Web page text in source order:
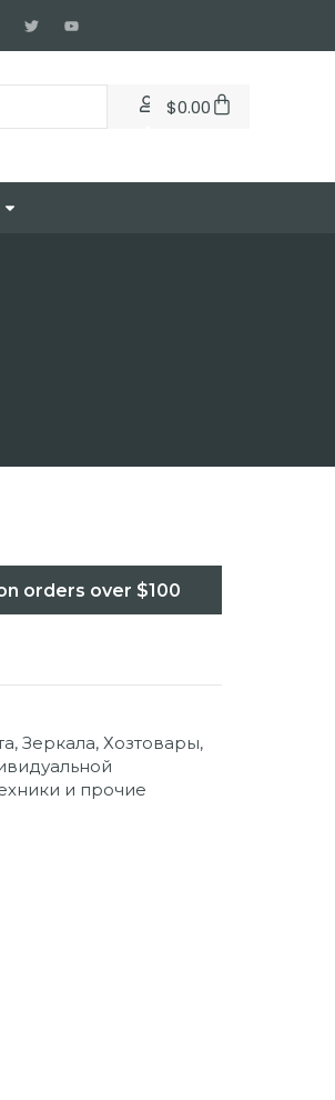
$0.00
orders over $100
, Зеркала, Хозтовары,
и прочие